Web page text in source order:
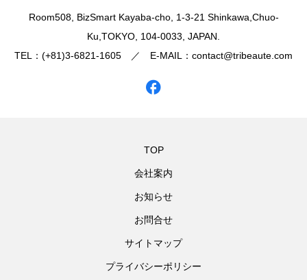
​Room508, BizSmart Kayaba-cho, 1-3-21 Shinkawa,Chuo-
Ku,TOKYO, 104-0033, JAPAN.
TEL：(+81)3-6821-1605 ／ E-MAIL：contact@tribeaute.com
TOP
会社案内
お知らせ
お問合せ
サイトマップ
プライバシーポリシー